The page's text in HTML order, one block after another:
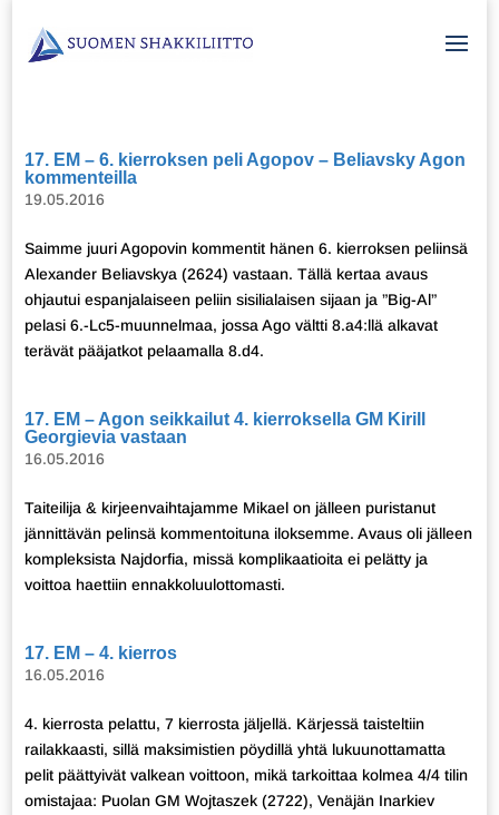
17. EM – 6. kierroksen peli Agopov – Beliavsky Agon
kommenteilla
19.05.2016
Saimme juuri Agopovin kommentit hänen 6. kierroksen peliinsä
Alexander Beliavskya (2624) vastaan. Tällä kertaa avaus
ohjautui espanjalaiseen peliin sisilialaisen sijaan ja ”Big-Al”
pelasi 6.-Lc5-muunnelmaa, jossa Ago vältti 8.a4:llä alkavat
terävät pääjatkot pelaamalla 8.d4.
17. EM – Agon seikkailut 4. kierroksella GM Kirill
Georgievia vastaan
16.05.2016
Taiteilija & kirjeenvaihtajamme Mikael on jälleen puristanut
jännittävän pelinsä kommentoituna iloksemme. Avaus oli jälleen
kompleksista Najdorfia, missä komplikaatioita ei pelätty ja
voittoa haettiin ennakkoluulottomasti.
17. EM – 4. kierros
16.05.2016
4. kierrosta pelattu, 7 kierrosta jäljellä. Kärjessä taisteltiin
railakkaasti, sillä maksimistien pöydillä yhtä lukuunottamatta
pelit päättyivät valkean voittoon, mikä tarkoittaa kolmea 4/4 tilin
omistajaa: Puolan GM Wojtaszek (2722), Venäjän Inarkiev